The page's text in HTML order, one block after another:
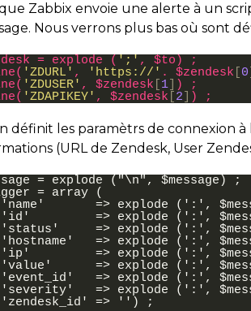
Zabbix envoie une alerte à un
Nous verrons plus bas où sont
= explode ( ';' , $to )
;
( 'ZDURL' , 'https://' . $zendesk 0
( 'ZDUSER' , $zendesk 1 )
;
( 'ZDAPIKEY' , $zendesk 2 ) ;
définit les paramètrs de connexion
(URL de Zendesk, User
= explode ("\n", $message) ;
= array (
=> explode (':',
=> explode (':',
=> explode (':',
=> explode (':',
=> explode (':',
=> explode (':',
=> explode (':',
=> explode (':',
=> '') ;